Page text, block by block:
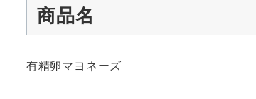
商品名
有精卵マヨネーズ